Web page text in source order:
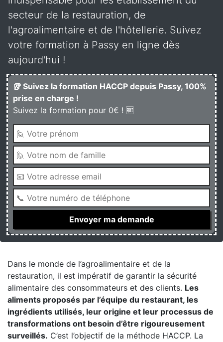
secteur de la restauration, de
l'agroalimentaire et de l'hôtellerie. Suivez
votre formation à Passy en ligne dès
aujourd'hui !
🥡 Suivez la formation HACCP depuis Passy, 100%
prise en charge !
Suivez la formation pour 0€ ! 🆓
Dans le monde de l’agroalimentaire et de la
restauration, il est impératif de garantir la sécurité
alimentaire des consommateurs et des clients. Les
aliments proposés par l’équipe du restaurant, les
ingrédients utilisés, leur origine et leur processus de
transformations ont besoin d’être rigoureusement
surveillés. C’est l’objectif de la méthode HACCP. La